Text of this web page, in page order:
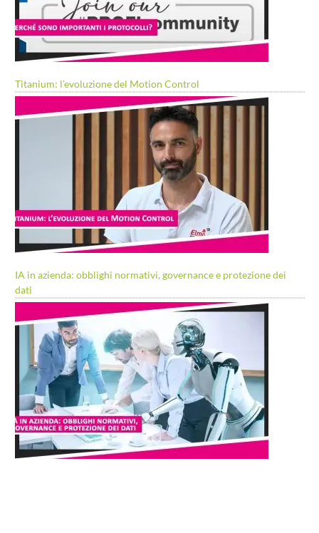
Titanium: l’evoluzione del Motion Control
IA in azienda: obblighi normativi, governance e protezione dei
dati